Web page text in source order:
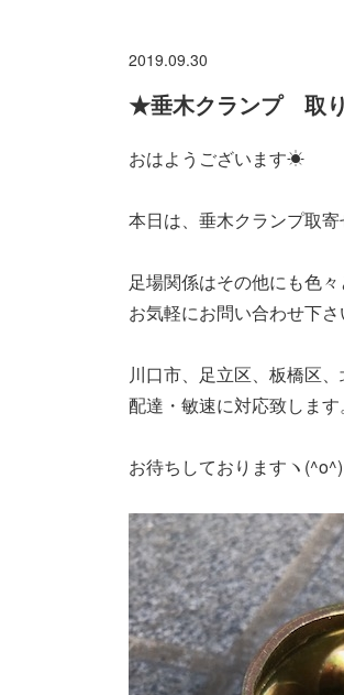
2019.09.30
★垂木クランプ 取
おはようございます☀
本日は、垂木クランプ取寄
足場関係はその他にも色々
お気軽にお問い合わせ下さ
川口市、足立区、板橋区
配達・敏速に対応致します
お待ちしておりますヽ(^o^)